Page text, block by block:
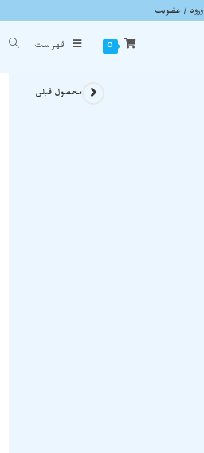
ورود / عضویت
0 فهرستگردنبند سنگ راف یشم معدنی میانمار A134
محصول قبلی